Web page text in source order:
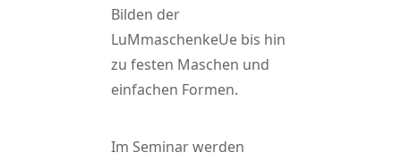
Bilden der
LuMmaschenkeUe bis hin
zu festen Maschen und
einfachen Formen.
Im Seminar werden